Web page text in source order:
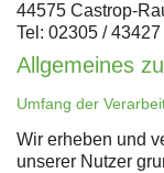
44575 Castrop-
Tel: 02305 / 43427
Allgemeines
Umfang der
Wir erheben und
unserer Nutzer